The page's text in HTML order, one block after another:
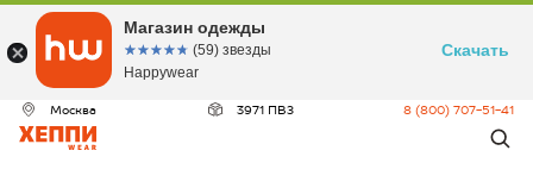
Москва 3971 ПВЗ 8 (800) 707-51-41
Магазин одежды
☆☆☆☆☆
★★★★★ (59) звезды
Happywear
Скачать